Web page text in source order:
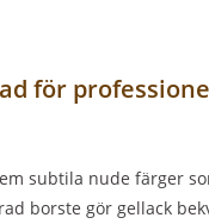
för
subtila nude färger
borste gör gellack